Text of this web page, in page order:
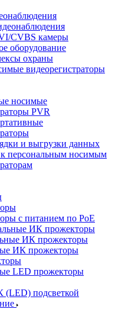
CVBS камеры
оборудование
охраны
видеорегистраторы
носимые
PVR
и выгрузки данных
персональным носимым
с питанием по PoE
ИК прожекторы
ИК прожекторы
ИК прожекторы
LED прожекторы
подсветкой